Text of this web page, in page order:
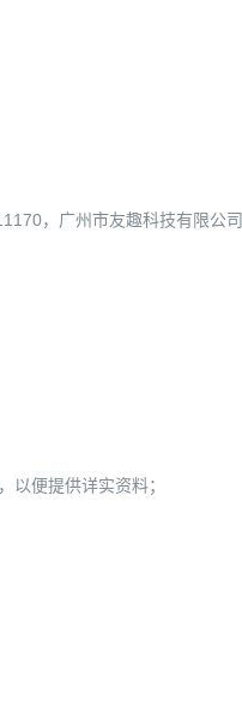
，广州市友趣科技有限公
以便提供详实资料；